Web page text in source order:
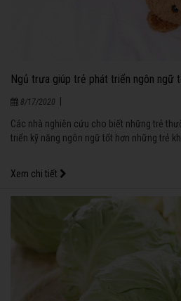
Ngủ trưa giúp trẻ phát triển ngôn ngữ
8/17/2020
Các nhà nghiên cứu cho biết những trẻ
triển kỹ năng ngôn ngữ tốt hơn những trẻ
Xem chi tiết